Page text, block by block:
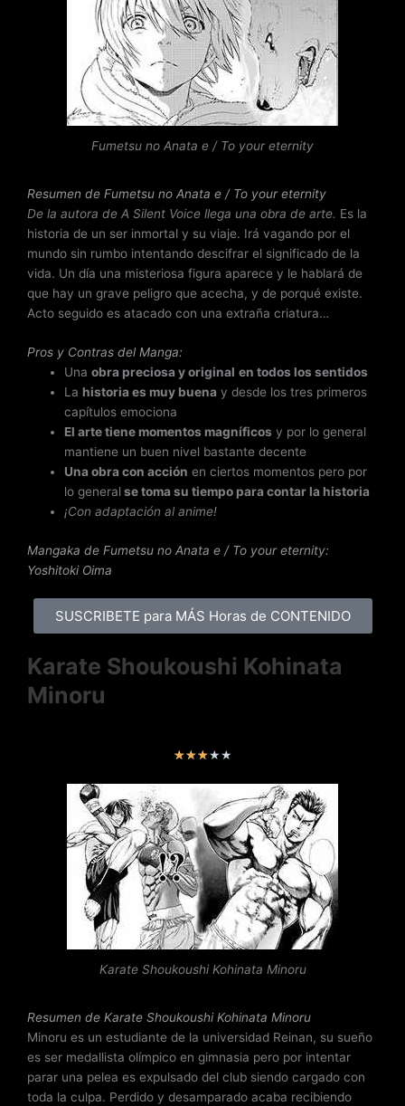
r
a
d
o
c
o
n
4
6
d
e
5
Fumetsu no Anata e / To your eternity
Resumen de Fumetsu no Anata e / To your eternity
De la autora de A Silent Voice llega una obra de arte. Es la
historia de un ser inmortal y su viaje. Irá vagando por el
mundo sin rumbo intentando descifrar el significado de la
vida. Un día una misteriosa figura aparece y le hablará de
que hay un grave peligro que acecha, y de porqué existe.
Acto seguido es atacado con una extraña criatura…
Pros y Contras del Manga:
Unaobra preciosa y original en todos los sentidos
Lahistoria es muy buena y desde los tres primeros
capítulos emociona
El arte tiene momentos magníficos y por lo general
mantiene un buen nivel bastante decente
Una obra con acción en ciertos momentos pero por
lo generalse toma su tiempo para contar la historia
¡Con adaptación al anime!
Mangaka de Fumetsu no Anata e / To your eternity:
Yoshitoki Oima
SUSCRIBETE para MÁS Horas de CONTENIDO
Karate Shoukoushi Kohinata
Minoru
★★★★★V
o
r
a
d
o
c
o
n
3
e
5
Karate Shoukoushi Kohinata Minoru
Resumen de Karate Shoukoushi Kohinata Minoru
Minoru es un estudiante de la universidad Reinan, su sueño
es ser medallista olímpico en gimnasia pero por intentar
parar una pelea es expulsado del club siendo cargado con
toda la culpa. Perdido y desamparado acaba recibiendo